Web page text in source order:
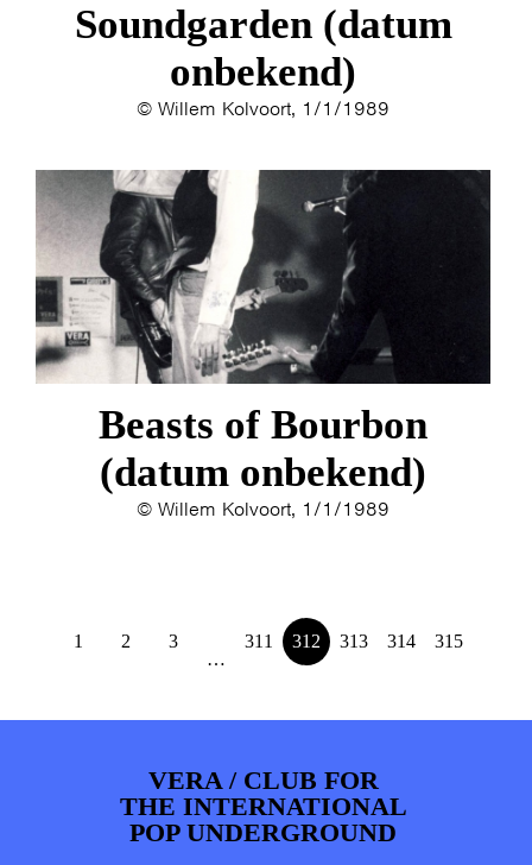
Soundgarden (datum
onbekend)
© Willem Kolvoort, 1/1/1989
Beasts of Bourbon
(datum onbekend)
© Willem Kolvoort, 1/1/1989
1 2
3
…
311 312 313 314 315
VERA / CLUB FOR
THE INTERNATIONAL
POP UNDERGROUND